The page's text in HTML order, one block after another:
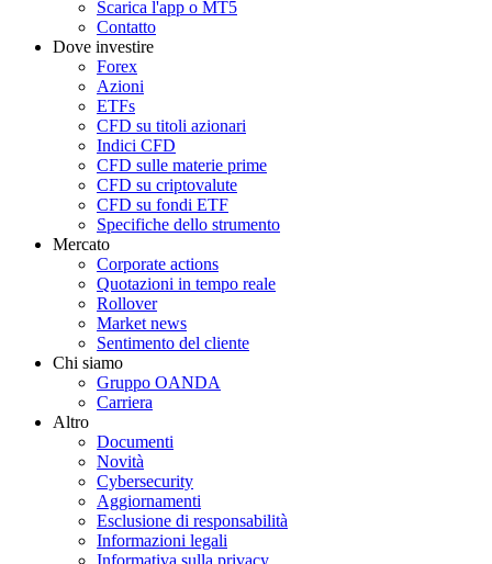
Scarica l'app o MT5
Contatto
Dove investire
Forex
Azioni
ETFs
CFD su titoli azionari
Indici CFD
CFD sulle materie prime
CFD su criptovalute
CFD su fondi ETF
Specifiche dello strumento
Mercato
Corporate actions
Quotazioni in tempo reale
Rollover
Market news
Sentimento del cliente
Chi siamo
Gruppo OANDA
Carriera
Altro
Documenti
Novità
Cybersecurity
Aggiornamenti
Esclusione di responsabilità
Informazioni legali
Informativa sulla privacy